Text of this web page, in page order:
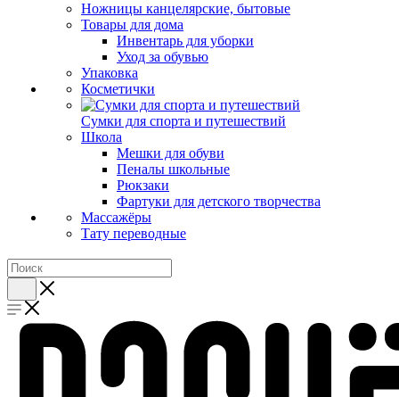
Ножницы канцелярские, бытовые
Товары для дома
Инвентарь для уборки
Уход за обувью
Упаковка
Косметички
Сумки для спорта и путешествий
Школа
Мешки для обуви
Пеналы школьные
Рюкзаки
Фартуки для детского творчества
Массажёры
Тату переводные